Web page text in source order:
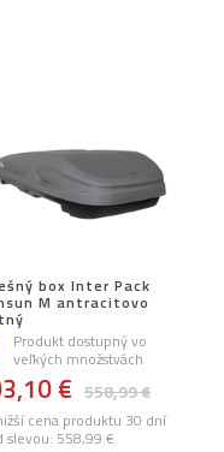
box Inter Pack
M antracitovo
Produkt dostupný vo
veľkých množstvách
558,99 €
€
cena produktu 30 dní
slevou: 558,99 €